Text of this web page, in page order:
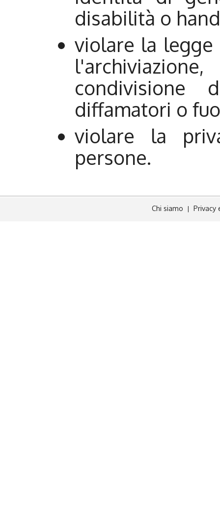
disabilità o
violare la legge
condivisione
diffamatori o
violare la
persone.
Chi siamo | Privacy